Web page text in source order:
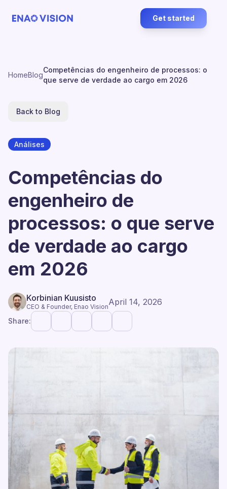
Get started
HomeBlog
Competências do engenheiro de processos: o
que serve de verdade ao cargo em 2026
Back to Blog
Análises
Competências do
engenheiro de
processos: o que serve
de verdade ao cargo
em 2026
Korbinian Kuusisto
CEO & Founder, Enao VisionApril 14, 2026
Share: